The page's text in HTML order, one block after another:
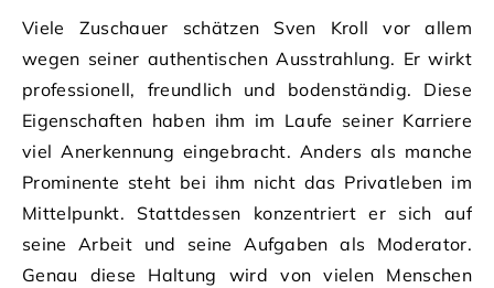
Viele Zuschauer schätzen Sven Kroll vor allem
wegen seiner authentischen Ausstrahlung. Er wirkt
professionell, freundlich und bodenständig. Diese
Eigenschaften haben ihm im Laufe seiner Karriere
viel Anerkennung eingebracht. Anders als manche
Prominente steht bei ihm nicht das Privatleben im
Mittelpunkt. Stattdessen konzentriert er sich auf
seine Arbeit und seine Aufgaben als Moderator.
Genau diese Haltung wird von vielen Menschen